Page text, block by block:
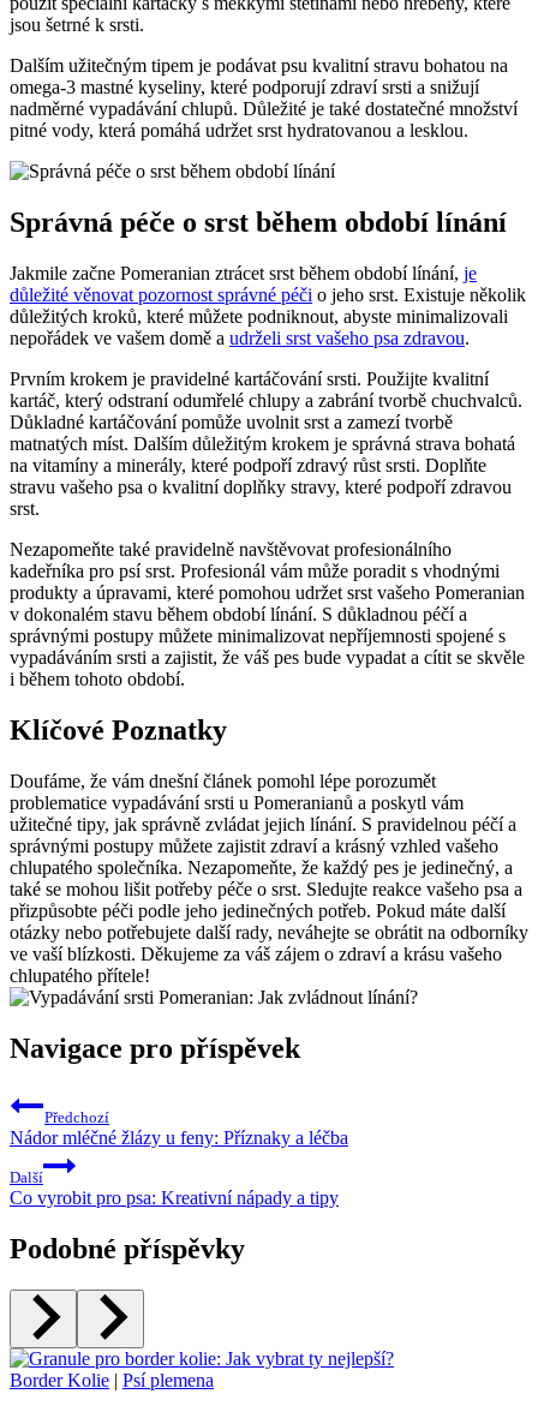
jsou šetrné k srsti.
Dalším užitečným tipem⁢ je⁢ podávat psu kvalitní stravu bohatou na
omega-3‍ mastné kyseliny, které podporují zdraví srsti a snižují
nadměrné vypadávání chlupů. Důležité je také​ dostatečné množství
pitné vody,‍ která pomáhá udržet srst hydratovanou a lesklou.
Správná péče⁣ o srst během období línání
Jakmile začne Pomeranian​ ztrácet srst během období línání, je
důležité věnovat pozornost správné péči o jeho srst. Existuje několik
důležitých kroků, které můžete podniknout, abyste minimalizovali ​
nepořádek ve vašem domě a udrželi srst vašeho psa zdravou.
Prvním krokem je pravidelné kartáčování srsti. Použijte kvalitní
kartáč,⁤ který odstraní odumřelé chlupy a zabrání tvorbě chuchvalců.
Důkladné kartáčování pomůže uvolnit srst a zamezí tvorbě
matnatých míst.‍ Dalším důležitým ⁤krokem ⁢je správná ⁤strava bohatá
na ‍vitamíny a minerály, které ​podpoří zdravý růst srsti. Doplňte⁣
stravu vašeho psa o kvalitní doplňky stravy, které⁣ podpoří zdravou
srst.
Nezapomeňte⁢ také pravidelně navštěvovat profesionálního
kadeřníka pro psí srst. Profesionál vám může poradit s vhodnými
produkty a úpravami, které pomohou udržet srst vašeho Pomeranian
v dokonalém stavu během období ⁣línání. S důkladnou péčí a
správnými postupy⁢ můžete minimalizovat nepříjemnosti spojené s
vypadáváním srsti a zajistit, že váš pes​ bude vypadat a cítit se ‌skvěle
i během tohoto období.
Klíčové Poznatky
Doufáme, že vám dnešní článek pomohl lépe porozumět
problematice⁣ vypadávání srsti u Pomeranianů a poskytl vám
užitečné ⁤tipy, jak správně zvládat jejich línání. S pravidelnou péčí a
správnými postupy můžete zajistit zdraví a krásný vzhled vašeho
chlupatého společníka. ​Nezapomeňte, že každý pes je ⁢jedinečný, a
⁢také se mohou lišit ​potřeby péče o srst. Sledujte reakce ‌vašeho psa a
přizpůsobte péči⁣ podle jeho jedinečných potřeb. Pokud máte další
otázky nebo potřebujete další rady, neváhejte⁣ se obrátit na odborníky
⁤ve vaší blízkosti. Děkujeme za váš zájem o zdraví a krásu​ vašeho
chlupatého ​přítele!
Navigace pro příspěvek
Předchozí
Nádor mléčné žlázy u feny: Příznaky a léčba
Další
Co vyrobit pro psa: Kreativní nápady a tipy
Podobné příspěvky
Border Kolie | Psí plemena